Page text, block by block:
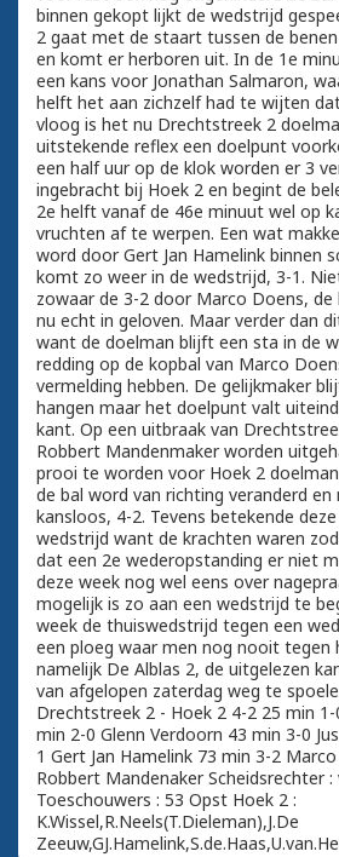
binnen gekopt lijkt de wedstrijd
2 gaat met de staart tussen de
en komt er herboren uit. In de 1e
een kans voor Jonathan Salmaron,
helft het aan zichzelf had te wijten
vloog is het nu Drechtstreek 2
uitstekende reflex een doelpunt
een half uur op de klok worden er 3
ingebracht bij Hoek 2 en begint de
2e helft vanaf de 46e minuut wel op
vruchten af te werpen. Een wat
word door Gert Jan Hamelink binnen
komt zo weer in de wedstrijd, 3-1.
zowaar de 3-2 door Marco Doens, de
nu echt in geloven. Maar verder dan
want de doelman blijft een sta in de
redding op de kopbal van Marco
vermelding hebben. De gelijkmaker
hangen maar het doelpunt valt
kant. Op een uitbraak van
Robbert Mandenmaker worden
prooi te worden voor Hoek 2
de bal word van richting veranderd en
kansloos, 4-2. Tevens betekende
wedstrijd want de krachten waren
dat een 2e wederopstanding er niet
deze week nog wel eens over
mogelijk is zo aan een wedstrijd te
week de thuiswedstrijd tegen een
een ploeg waar men nog nooit tegen
namelijk De Alblas 2, de uitgelezen
van afgelopen zaterdag weg te
Drechtstreek 2 - Hoek 2 4-2 25 min
min 2-0 Glenn Verdoorn 43 min 3-0
1 Gert Jan Hamelink 73 min 3-2
Robbert Mandenaker Scheidsrechter :
Toeschouwers : 53 Opst Hoek 2 :
K.Wissel,R.Neels(T.Dieleman),J.De